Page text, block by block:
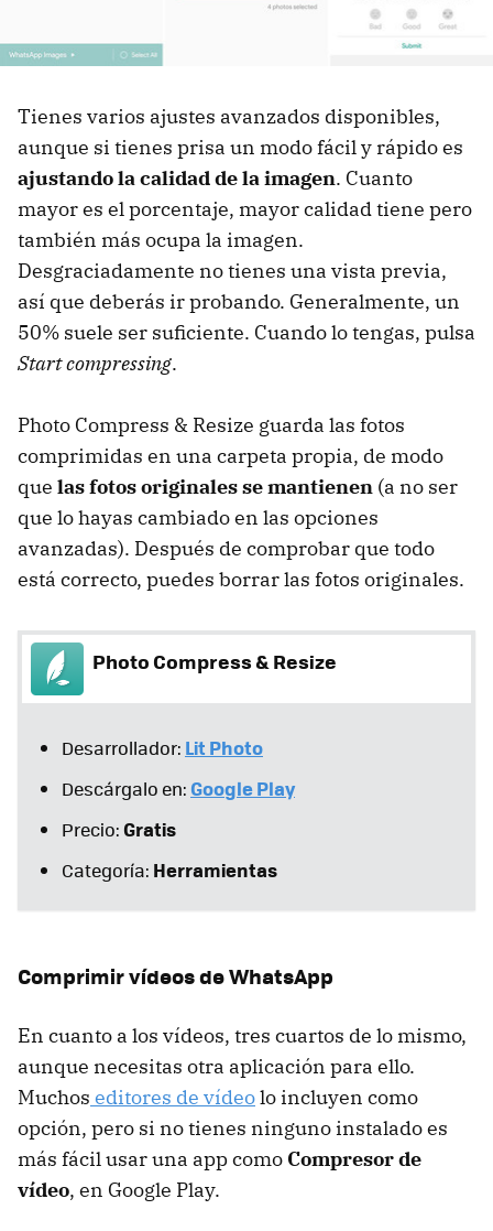
Tienes varios ajustes avanzados disponibles,
aunque si tienes prisa un modo fácil y rápido es
ajustando la calidad de la imagen. Cuanto
mayor es el porcentaje, mayor calidad tiene pero
también más ocupa la imagen.
Desgraciadamente no tienes una vista previa,
así que deberás ir probando. Generalmente, un
50% suele ser suficiente. Cuando lo tengas, pulsa
Start compressing.
Photo Compress & Resize guarda las fotos
comprimidas en una carpeta propia, de modo
que las fotos originales se mantienen (a no ser
que lo hayas cambiado en las opciones
avanzadas). Después de comprobar que todo
está correcto, puedes borrar las fotos originales.
Photo Compress & Resize
Desarrollador: Lit Photo
Descárgalo en: Google Play
Precio:Gratis
Categoría: Herramientas
Comprimir vídeos de WhatsApp
En cuanto a los vídeos, tres cuartos de lo mismo,
aunque necesitas otra aplicación para ello.
Muchos editores de vídeolo incluyen como
opción, pero si no tienes ninguno instalado es
más fácil usar una app como Compresor de
vídeo, en Google Play.